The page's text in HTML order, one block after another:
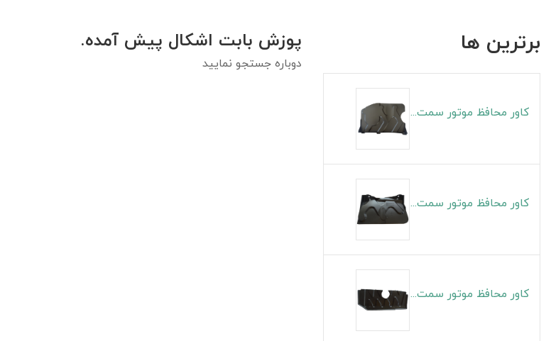
برترین ها
کاور محافظ موتور سمت راست S5
کاور محافظ موتور سمت چپ S5
کاور محافظ موتور سمت راست J4
پوزش بابت اشکال پیش آمده.
دوباره جستجو نمایید